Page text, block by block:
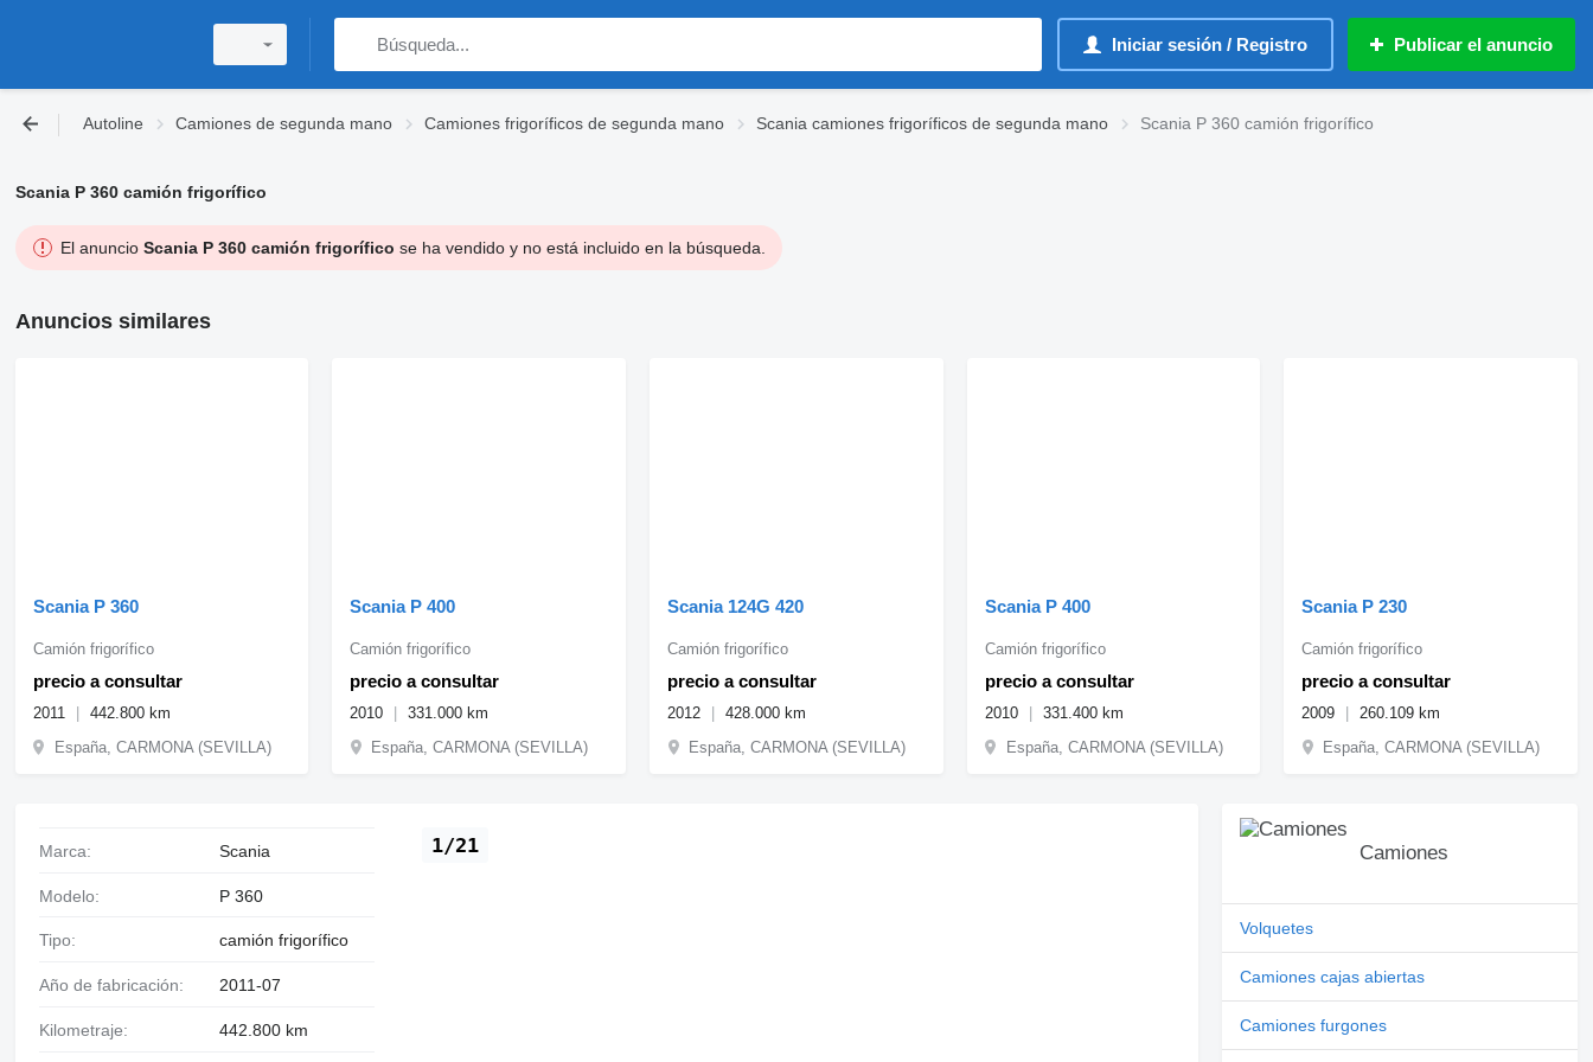
Iniciar sesión / Registro Publicar el anuncio
Autoline Camiones de segunda mano Camiones frigoríficos de segunda mano Scania camiones frigoríficos de segunda mano Scania P 360 camión frigorífico
Scania P 360 camión frigorífico
El anuncio Scania P 360 camión frigorífico se ha vendido y no está incluido en la búsqueda.
Anuncios similares
Scania P 360
precio a consultar
Camión frigorífico
2011
442.800 km
España, CARMONA (SEVILLA)
Scania P 400
precio a consultar
Camión frigorífico
2010
331.000 km
España, CARMONA (SEVILLA)
Scania 124G 420
precio a consultar
Camión frigorífico
2012
428.000 km
España, CARMONA (SEVILLA)
Scania P 400
precio a consultar
Camión frigorífico
2010
331.400 km
España, CARMONA (SEVILLA)
Scania P 230
precio a consultar
Camión frigorífico
2009
260.109 km
España, CARMONA (SEVILLA)
1/21
Marca: Scania
Modelo: P 360
Tipo: camión frigorífico
Año de fabricación: 2011-07
Kilometraje: 442.800 km
Camiones
Volquetes
Camiones cajas abiertas
Camiones furgones